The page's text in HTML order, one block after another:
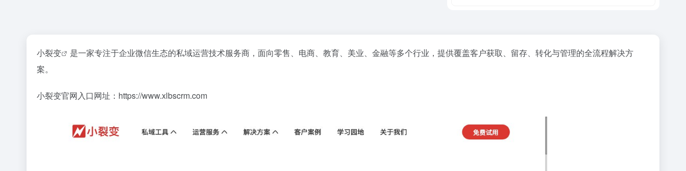
小裂变
是一家专注于企业微信生态的私域运营技术服务商，面向零售、电商、教育、美业、金融等多个行业，提供覆盖客户获取、留存、转化与管理的全流程解决方
案。
小裂变官网入口网址：https://www.xlbscrm.com